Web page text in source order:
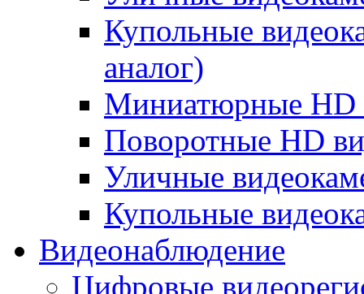
Купольные
аналог)
Миниатюрные HD
Поворотные HD
Уличные
Купольные
Видеонаблюдение
Цифровые